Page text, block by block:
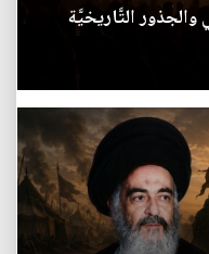
والجذور التَّاريخيَّة